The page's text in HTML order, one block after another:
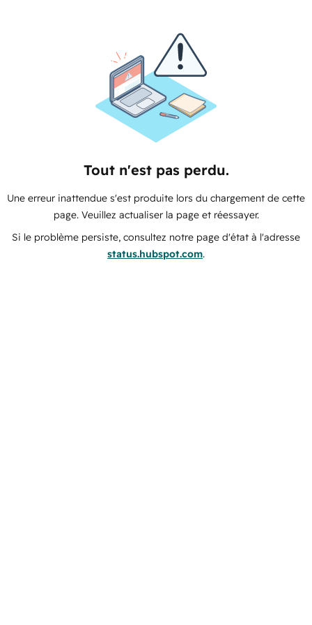
Tout n'est pas perdu.
Une erreur inattendue s'est produite lors du chargement de cette
page. Veuillez actualiser la page et réessayer.
Si le problème persiste, consultez notre page d'état à l'adresse
status.hubspot.com.